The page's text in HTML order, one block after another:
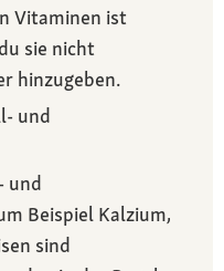
Vitaminen ist
sie nicht
hinzugeben.
und
und
Beispiel Kalzium,
sind